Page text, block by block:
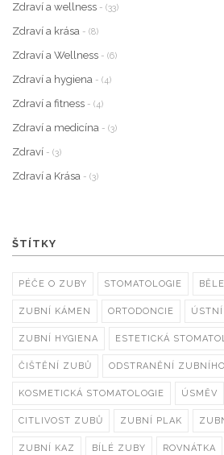
Zdraví a wellness - (33)
Zdraví a krása - (8)
Zdraví a Wellness - (6)
Zdraví a hygiena - (4)
Zdraví a fitness - (4)
Zdraví a medicína - (3)
Zdraví - (3)
Zdraví a Krása - (3)
ŠTÍTKY
PÉČE O ZUBY STOMATOLOGIE
ZUBNÍ KÁMEN ORTODONCIE ÚSTNÍ
ZUBNÍ HYGIENA ESTETICKÁ
ČIŠTĚNÍ ZUBŮ ODSTRANĚNÍ
KOSMETICKÁ STOMATOLOGIE ÚSMĚV
CITLIVOST ZUBŮ ZUBNÍ PLAK
ZUBNÍ KAZ BÍLÉ ZUBY ROVNÁTKA